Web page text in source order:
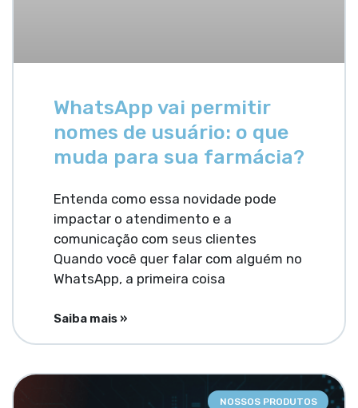
WhatsApp vai permitir
nomes de usuário: o que
muda para sua farmácia?
Entenda como essa novidade pode
impactar o atendimento e a
comunicação com seus clientes
Quando você quer falar com alguém no
WhatsApp, a primeira coisa
Saiba mais »
NOSSOS PRODUTOS